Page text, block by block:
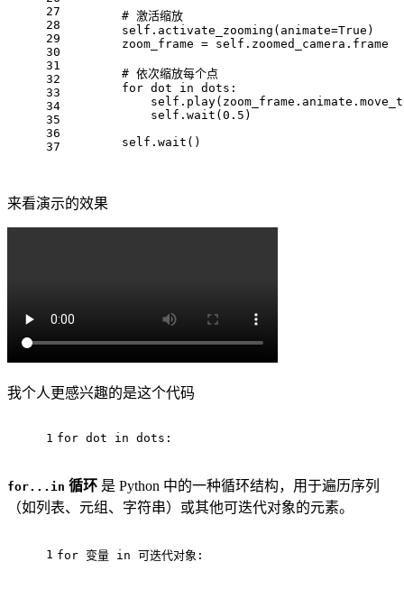
27
28
29
30
31
32
33
34
35
36
37
        # 激活缩放
        self.activate_zooming(animate=True)
        zoom_frame = self.zoomed_camera.frame
        # 依次缩放每个点
        for dot in dots:
            self.wait(0.5)
        self.wait()
来看演示的效果
我个人更感兴趣的是这个代码
1 for dot in dots:
for...in 循环 是 Python 中的一种循环结构，用于遍历序列
（如列表、元组、字符串）或其他可迭代对象的元素。
1 for 变量 in 可迭代对象: